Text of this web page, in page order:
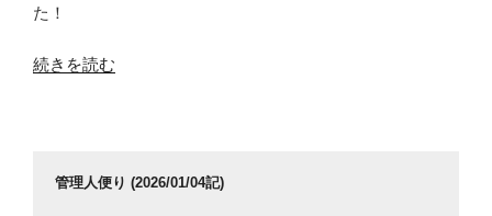
格
定
ゲ
化
た！
“ベ
続きを読む
管理人便り (2026/01/04記)